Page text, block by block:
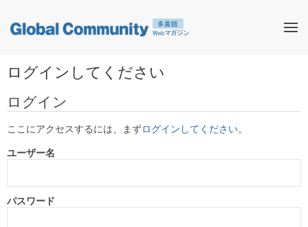
ログインしてください
ログイン
ここにアクセスするには、まずログインしてください。
ユーザー名
パスワード